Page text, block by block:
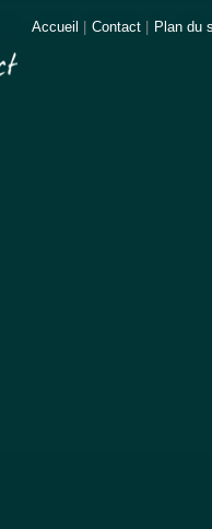
Accueil Contact Plan du